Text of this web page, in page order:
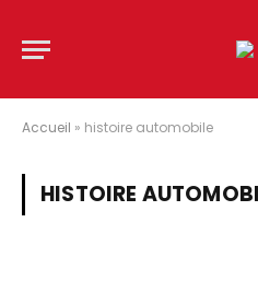
Accueil » histoire automobile
HISTOIRE